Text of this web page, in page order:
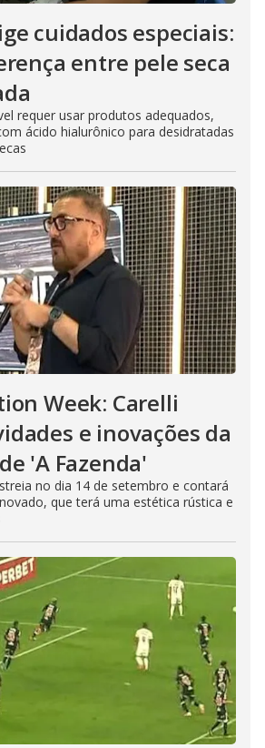
cuidados especiais:
entre pele seca
requer usar produtos adequados,
ácido hialurônico para desidratadas
Week: Carelli
e inovações da
'A Fazenda'
no dia 14 de setembro e contará
que terá uma estética rústica e